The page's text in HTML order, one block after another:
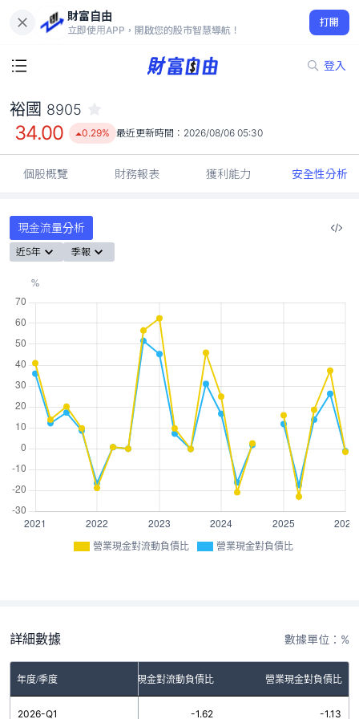
財富自由
立即使用APP，開啟您的股市智慧導航！
打開
登入
34.00
0.29%
裕國 8905
34.00 0.29% 最近更新時間： 2026/08/06 05:30
個股概覽 財務報表 獲利能力 安全性分析
現金流量分析
近5年 季報
營業現金對流動負債比 營業現金對負債比
詳細數據 數據單位：%
年度/季度 營業現金對流動負債比 營業現金對負債比
2026-Q1 -1.62 -1.13